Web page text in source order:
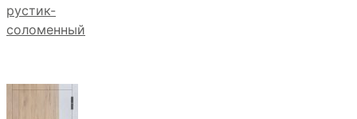
рустик-
соломенный